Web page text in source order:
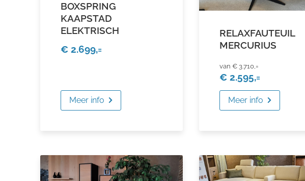
BOXSPRING
KAAPSTAD
ELEKTRISCH
€ 2.699,=
Meer info
RELAXFAUTEUIL
MERCURIUS
€ 3.710,=
€ 2.595,=
Meer info